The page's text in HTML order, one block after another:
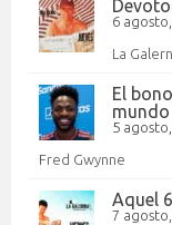
6
La
El
mundo
5
Fred Gwynne
Aquel
7